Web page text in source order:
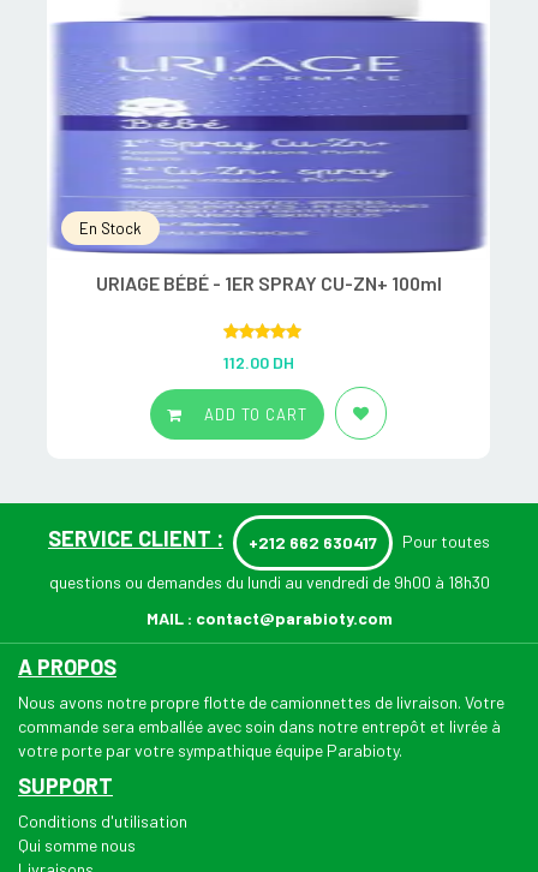
En Stock
URIAGE BÉBÉ - 1ER SPRAY CU-ZN+ 100ml
out of 5
112.00 DH
ADD TO CART
SERVICE CLIENT : +212 662 630417 Pour toutes
questions ou demandes du lundi au vendredi de 9h00 à 18h30
MAIL : contact@parabioty.com
A PROPOS
Nous avons notre propre flotte de camionnettes de livraison. Votre
commande sera emballée avec soin dans notre entrepôt et livrée à
votre porte par votre sympathique équipe Parabioty.
SUPPORT
Conditions d'utilisation
Qui somme nous